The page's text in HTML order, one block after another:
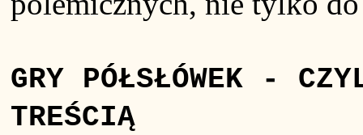
GRY PÓŁSŁÓWEK -
TREŚCIĄ